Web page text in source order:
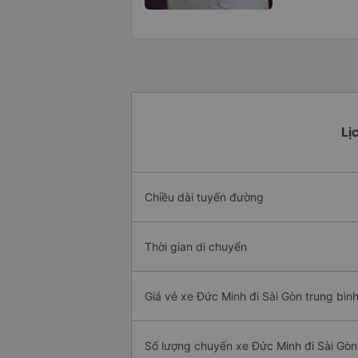
Chiều dài tuyến đường
Thời gian di chuyển
Giá vé xe Đức Minh đi Sài Gòn trung bình
Số lượng chuyến xe Đức Minh đi Sài Gòn